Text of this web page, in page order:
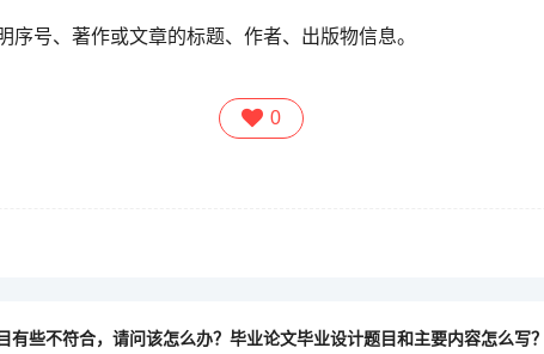
号、著作或文章的标题、作者、出版物信息。
0
有些不符合，请问该怎么办？毕业论文毕业设计题目和主要内容怎么写？